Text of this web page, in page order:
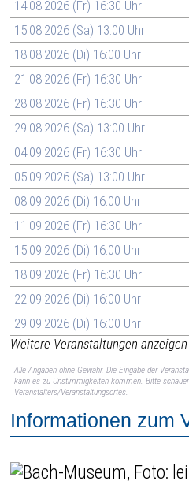
14.08.2026 (Fr) 16:30 Uhr
15.08.2026 (Sa) 13:00 Uhr
18.08.2026 (Di) 16:00 Uhr
21.08.2026 (Fr) 16:30 Uhr
28.08.2026 (Fr) 16:30 Uhr
29.08.2026 (Sa) 13:00 Uhr
04.09.2026 (Fr) 16:30 Uhr
05.09.2026 (Sa) 13:00 Uhr
08.09.2026 (Di) 16:00 Uhr
11.09.2026 (Fr) 16:30 Uhr
15.09.2026 (Di) 16:00 Uhr
18.09.2026 (Fr) 16:30 Uhr
22.09.2026 (Di) 16:00 Uhr
29.09.2026 (Di) 16:00 Uhr
Weitere Veranstaltungen anzeigen
Alle Angaben ohne Gewähr. Die Eingabe der
kann es zu Unstimmigkeiten kommen. Bitte
Veranstalters/Veranstaltungsortes.
Informationen zum